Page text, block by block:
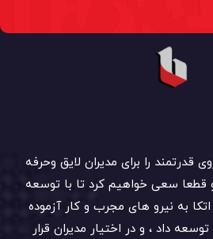
قدرتمند را برای مدیران لایق وحرفه
قطعا سعی خواهیم کرد تا با توسعه
اتکا به نیرو های مجرب و کار آزموده
توسعه داد ، و در اختیار مدیران قرار